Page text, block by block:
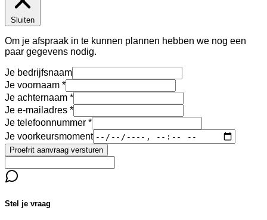
Sluiten
Om je afspraak in te kunnen plannen hebben we nog een
paar gegevens nodig.
Je bedrijfsnaam
Je voornaam
Je achternaam
Je e-mailadres
Je telefoonnummer
Je voorkeursmoment
Proefrit aanvraag versturen
Stel je vraag